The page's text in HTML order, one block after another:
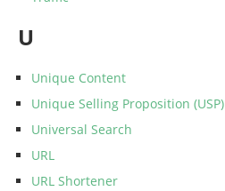
U
Unique Content
Unique Selling Proposition (USP)
Universal Search
URL
URL Shortener